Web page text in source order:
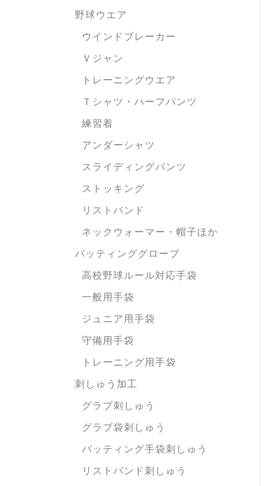
野球ウエア
ウインドブレーカー
Ｖジャン
トレーニングウエア
Ｔシャツ・ハーフパンツ
練習着
アンダーシャツ
スライディングパンツ
ストッキング
リストバンド
ネックウォーマー・帽子ほか
バッティンググローブ
高校野球ルール対応手袋
一般用手袋
ジュニア用手袋
守備用手袋
トレーニング用手袋
刺しゅう加工
グラブ刺しゅう
グラブ袋刺しゅう
バッティング手袋刺しゅう
リストバンド刺しゅう